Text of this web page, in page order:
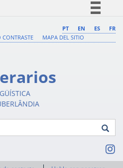
Comunica BR
Acesso à informação
Legislação
PT EN ES
FR
CONTRASTE MAPA DEL SITIO